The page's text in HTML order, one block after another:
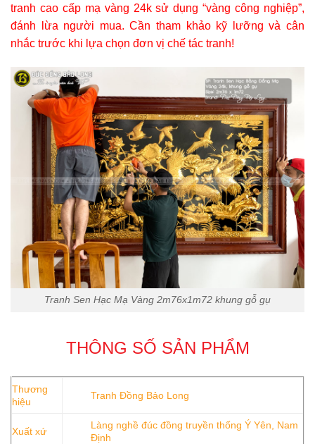
tranh cao cấp mạ vàng 24k sử dụng “vàng công nghiệp”,
đánh lừa người mua. Cần tham khảo kỹ lưỡng và cân
nhắc trước khi lựa chọn đơn vị chế tác tranh!
Tranh Sen Hạc Mạ Vàng 2m76x1m72 khung gỗ gụ
THÔNG SỐ SẢN PHẨM
Thương
hiệu
Tranh Đồng Bảo Long
Xuất xứ
Làng nghề đúc đồng truyền thống Ý Yên, Nam
Định